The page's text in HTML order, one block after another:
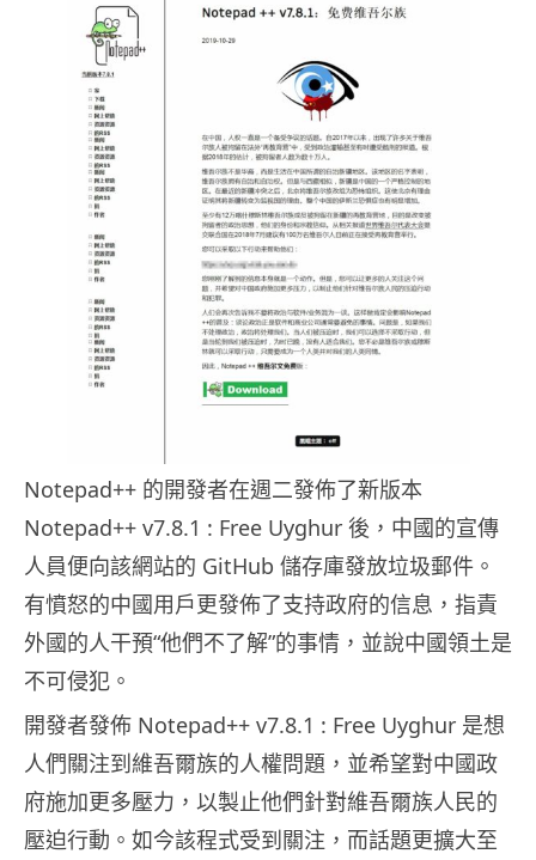
Notepad++ 的開發者在週二發佈了新版本
Notepad++ v7.8.1 : Free Uyghur 後，中國的宣傳
人員便向該網站的 GitHub 儲存庫發放垃圾郵件。
有憤怒的中國用戶更發佈了支持政府的信息，指責
外國的人干預“他們不了解”的事情，並說中國領土是
不可侵犯。
開發者發佈 Notepad++ v7.8.1 : Free Uyghur 是想
人們關注到維吾爾族的人權問題，並希望對中國政
府施加更多壓力，以製止他們針對維吾爾族人民的
壓迫行動。如今該程式受到關注，而話題更擴大至